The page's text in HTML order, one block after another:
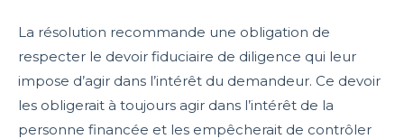
La résolution recommande une obligation de
respecter le devoir fiduciaire de diligence qui leur
impose d’agir dans l’intérêt du demandeur. Ce devoir
les obligerait à toujours agir dans l’intérêt de la
personne financée et les empêcherait de contrôler